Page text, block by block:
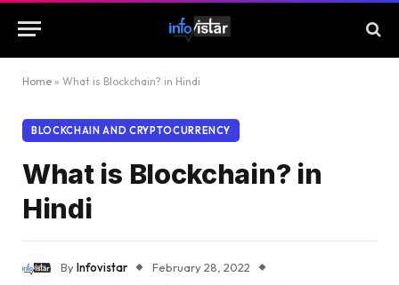
Home » What is Blockchain? in Hindi
BLOCKCHAIN AND CRYPTOCURRENCY
What is Blockchain? in
Hindi
ByInfovistar
February 28, 2022